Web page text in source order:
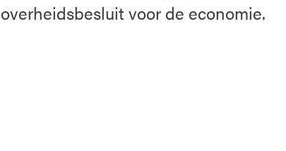
overheidsbesluit voor de economie.